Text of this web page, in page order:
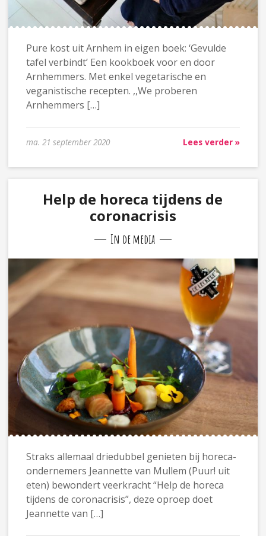
Pure kost uit Arnhem in eigen boek: ‘Gevulde
tafel verbindt’ Een kookboek voor en door
Arnhemmers. Met enkel vegetarische en
veganistische recepten. ,,We proberen
Arnhemmers […]
ma. 21 september 2020 Lees verder »
Help de horeca tijdens de
coronacrisis
In de media
Straks allemaal driedubbel genieten bij horeca-
ondernemers Jeannette van Mullem (Puur! uit
eten) bewondert veerkracht “Help de horeca
tijdens de coronacrisis”, deze oproep doet
Jeannette van […]